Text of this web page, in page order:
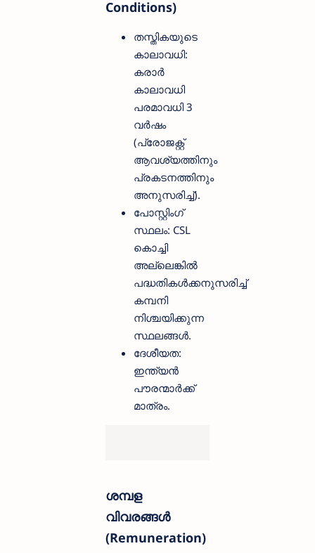
Conditions)
തസ്തികയുടെ
കാലാവധി:
കരാർ
കാലാവധി
പരമാവധി 3
വർഷം
(പ്രോജക്റ്റ്
ആവശ്യത്തിനും
പ്രകടനത്തിനും
അനുസരിച്ച്).
പോസ്റ്റിംഗ്
സ്ഥലം: CSL
കൊച്ചി
അല്ലെങ്കിൽ
പദ്ധതികൾക്കനുസരിച്ച്
കമ്പനി
നിശ്ചയിക്കുന്ന
സ്ഥലങ്ങൾ.
ദേശീയത:
ഇന്ത്യൻ
പൗരന്മാർക്ക്
മാത്രം.
ശമ്പള
വിവരങ്ങൾ
(Remuneration)